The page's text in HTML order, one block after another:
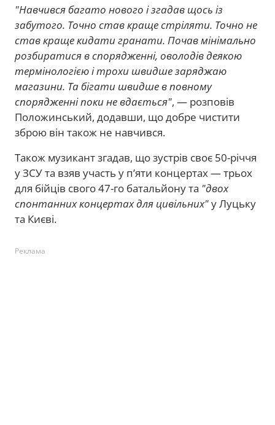
"Навчився багато нового і згадав щось із
забутого. Точно став краще стріляти. Точно не
став краще кидати гранати. Почав мінімально
розбиратися в спорядженні, оволодів деякою
термінологією і трохи швидше заряджаю
магазини. Та бігати швидше в повному
спорядженні поки не вдається", — розповів
Положинський, додавши, що добре чистити
зброю він також не навчився.
Також музикант згадав, що зустрів своє 50-річчя
у ЗСУ та взяв участь у п’яти концертах — трьох
для бійців свого 47-го батальйону та "двох
спонтанних концертах для цивільних"у Луцьку
та Києві.
Реклама